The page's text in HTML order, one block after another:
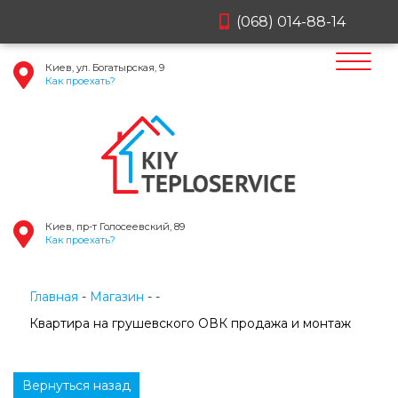
(068) 014-88-14
Киев, ул. Богатырская, 9
Как проехать?
Киев, пр-т Голосеевский, 89
Как проехать?
Главная
Магазин
Квартира на грушевского ОВК продажа и монтаж
Вернуться назад